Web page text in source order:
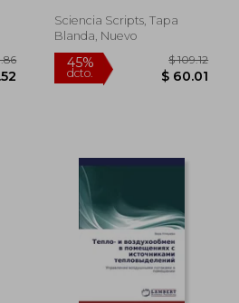
40%
dcto. $
neuronal à pointes
(en Francés)
Sciencia Scripts, Tapa
Blanda, Nuevo